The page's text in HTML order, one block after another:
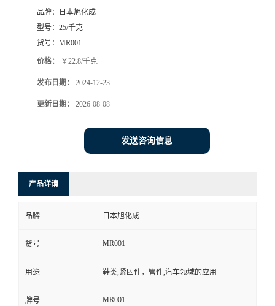
品牌：
日本旭化成
型号： 25/千克
货号： MR001
价格： ￥22.8/千克
发布日期： 2024-12-23
更新日期： 2026-08-08
发送咨询信息
产品详请
品牌 日本旭化成
货号 MR001
用途 鞋类,紧固件，管件,汽车领域的应用
牌号 MR001